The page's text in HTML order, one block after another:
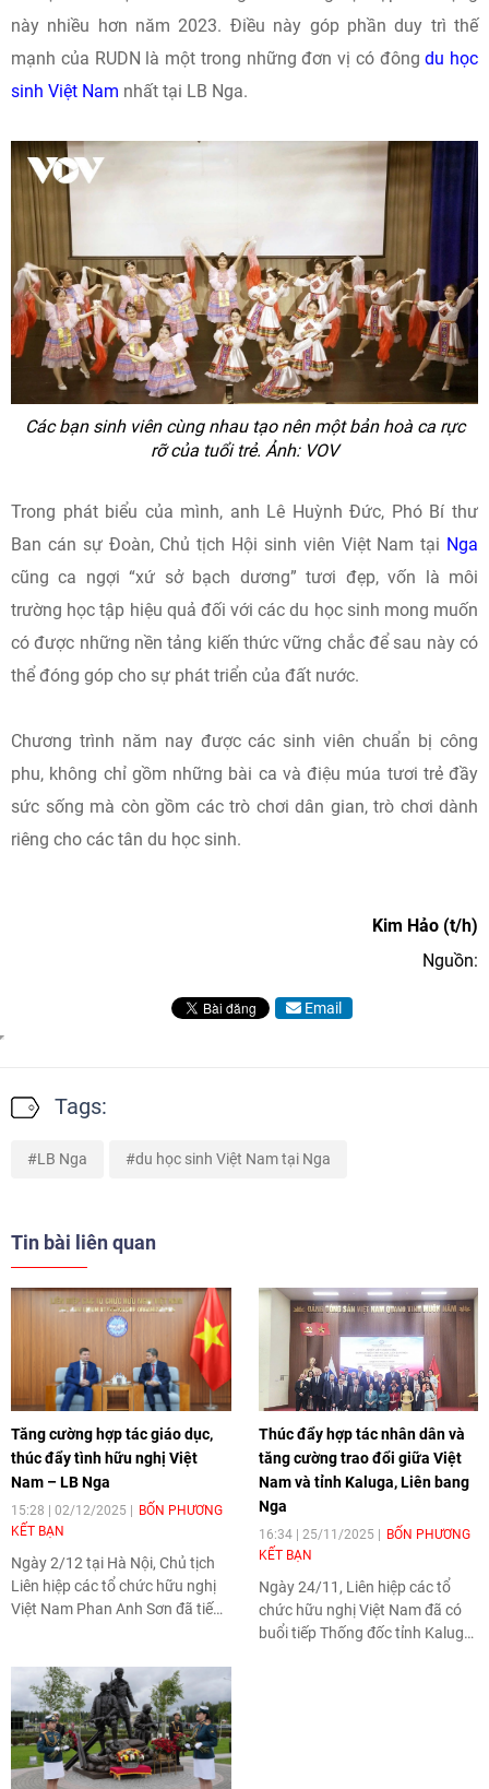
này nhiều hơn năm 2023. Điều này góp phần duy trì thế
mạnh của RUDN là một trong những đơn vị có đôngdu học
sinh Việt Nam nhất tại LB Nga.
Các bạn sinh viên cùng nhau tạo nên một bản hoà ca rực
rỡ của tuổi trẻ. Ảnh: VOV
Trong phát biểu của mình, anh Lê Huỳnh Đức, Phó Bí thư
Ban cán sự Đoàn, Chủ tịch Hội sinh viên Việt Nam tại Nga
cũng ca ngợi “xứ sở bạch dương” tươi đẹp, vốn là môi
trường học tập hiệu quả đối với các du học sinh mong muốn
có được những nền tảng kiến thức vững chắc để sau này có
thể đóng góp cho sự phát triển của đất nước.
Chương trình năm nay được các sinh viên chuẩn bị công
phu, không chỉ gồm những bài ca và điệu múa tươi trẻ đầy
sức sống mà còn gồm các trò chơi dân gian, trò chơi dành
riêng cho các tân du học sinh.
Kim Hảo (t/h)
Nguồn:
Email
Tags:
LB Nga du học sinh Việt Nam tại Nga
Tin bài liên quan
Tăng cường hợp tác giáo dục,
thúc đẩy tình hữu nghị Việt
Nam – LB Nga
15:28 | 02/12/2025
BỐN PHƯƠNG
KẾT BẠN
Ngày 2/12 tại Hà Nội, Chủ tịch
Liên hiệp các tổ chức hữu nghị
Việt Nam Phan Anh Sơn đã tiếp
Petersburg (LB Nga) nhân
chuyến thăm của đoàn tới Việt
Nam.
Thúc đẩy hợp tác nhân dân và
tăng cường trao đổi giữa Việt
Nam và tỉnh Kaluga, Liên bang
Nga
16:34 | 25/11/2025
BỐN PHƯƠNG
KẾT BẠN
Ngày 24/11, Liên hiệp các tổ
chức hữu nghị Việt Nam đã có
buổi tiếp Thống đốc tỉnh Kaluga,